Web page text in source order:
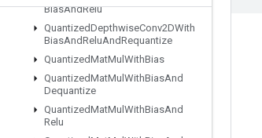
BiasAndRelu
QuantizedDepthwiseConv2DWith
BiasAndReluAndRequantize
QuantizedMatMul WithBias
QuantizedMatMul WithBiasAnd
Dequantize
QuantizedMatMul WithBiasAnd
Relu